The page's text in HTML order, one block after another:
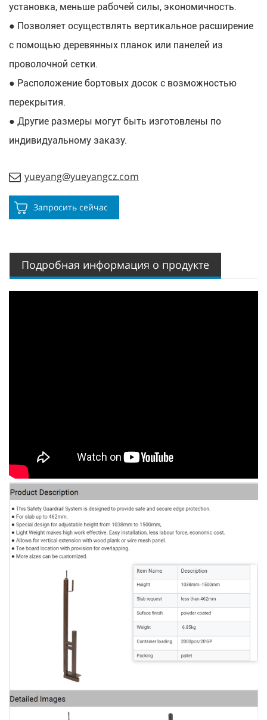
установка, меньше рабочей силы, экономичность.
● Позволяет осуществлять вертикальное расширение
с помощью деревянных планок или панелей из
проволочной сетки.
● Расположение бортовых досок с возможностью
перекрытия.
● Другие размеры могут быть изготовлены по
индивидуальному заказу.
yueyang@yueyangcz.com
Запросить сейчас
Подробная информация о продукте